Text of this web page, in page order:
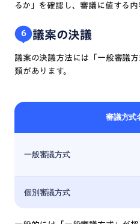
るか」を確認し、審議に値する内
6 議案の決議
議案の決議方法には「一般審議
類があります。
審議方式
一般審議方式
個別審議方式